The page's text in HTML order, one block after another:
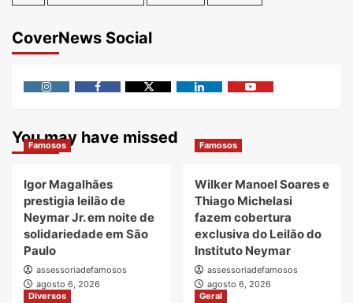
CoverNews Social
You may have missed
Famosos
Igor Magalhães
prestigia leilão de
Neymar Jr. em noite de
solidariedade em São
Paulo
assessoriadefamosos
agosto 6, 2026
Famosos
Wilker Manoel Soares e
Thiago Michelasi
fazem cobertura
exclusiva do Leilão do
Instituto Neymar
assessoriadefamosos
agosto 6, 2026
Diversos
Geral